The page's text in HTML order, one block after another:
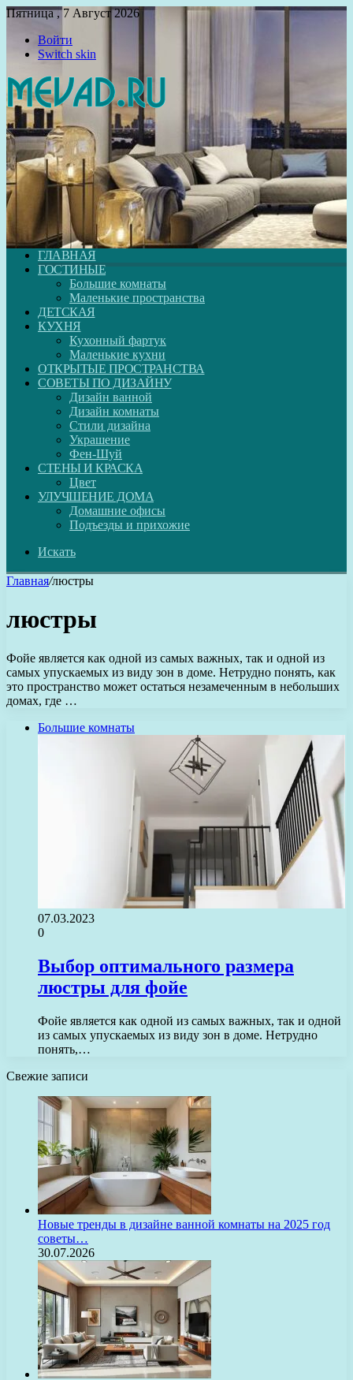
Пятница , 7 Август 2026
Войти
Switch skin
ГЛАВНАЯ
ГОСТИНЫЕ
Большие комнаты
Маленькие пространства
ДЕТСКАЯ
КУХНЯ
Кухонный фартук
Маленькие кухни
ОТКРЫТЫЕ ПРОСТРАНСТВА
СОВЕТЫ ПО ДИЗАЙНУ
Дизайн ванной
Дизайн комнаты
Стили дизайна
Украшение
Фен-Шуй
СТЕНЫ И КРАСКА
Цвет
УЛУЧШЕНИЕ ДОМА
Домашние офисы
Подъезды и прихожие
Искать
Главная/люстры
люстры
Фойе является как одной из самых важных, так и одной из
самых упускаемых из виду зон в доме. Нетрудно понять, как
это пространство может остаться незамеченным в небольших
домах, где …
Большие комнаты
07.03.2023
0
Выбор оптимального размера
люстры для фойе
Фойе является как одной из самых важных, так и одной
из самых упускаемых из виду зон в доме. Нетрудно
понять,…
Свежие записи
Новые тренды в дизайне ванной комнаты на 2025 год
советы…
30.07.2026